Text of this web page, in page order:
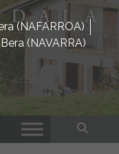
(NAFARROA)
(NAVARRA)